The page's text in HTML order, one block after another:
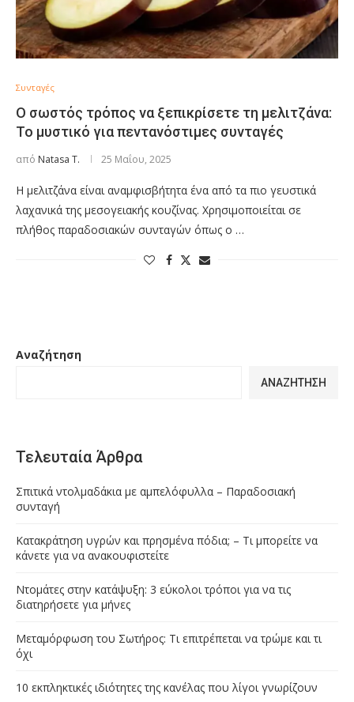
Συνταγές
Ο σωστός τρόπος να ξεπικρίσετε τη μελιτζάνα:
Το μυστικό για πεντανόστιμες συνταγές
από Natasa T. 25 Μαΐου, 2025
Η μελιτζάνα είναι αναμφισβήτητα ένα από τα πιο γευστικά
λαχανικά της μεσογειακής κουζίνας. Χρησιμοποιείται σε
πλήθος παραδοσιακών συνταγών όπως ο …
Αναζήτηση
ΑΝΑΖΉΤΗΣΗ
Τελευταία Άρθρα
Σπιτικά ντολμαδάκια με αμπελόφυλλα – Παραδοσιακή
συνταγή
Κατακράτηση υγρών και πρησμένα πόδια; – Τι μπορείτε να
κάνετε για να ανακουφιστείτε
Ντομάτες στην κατάψυξη: 3 εύκολοι τρόποι για να τις
διατηρήσετε για μήνες
Μεταμόρφωση του Σωτήρος: Τι επιτρέπεται να τρώμε και τι
όχι
10 εκπληκτικές ιδιότητες της κανέλας που λίγοι γνωρίζουν